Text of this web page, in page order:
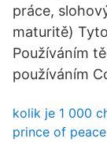
práce,
maturitě)
Používáním
používáním
kolik je 1 000
prince of